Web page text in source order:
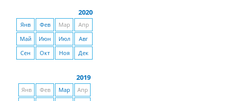
2020
Янв Фев Мар
Апр
Май
Июн Июл
Авг
Сен
Окт Ноя Дек
2019
Янв Фев Мар
Апр